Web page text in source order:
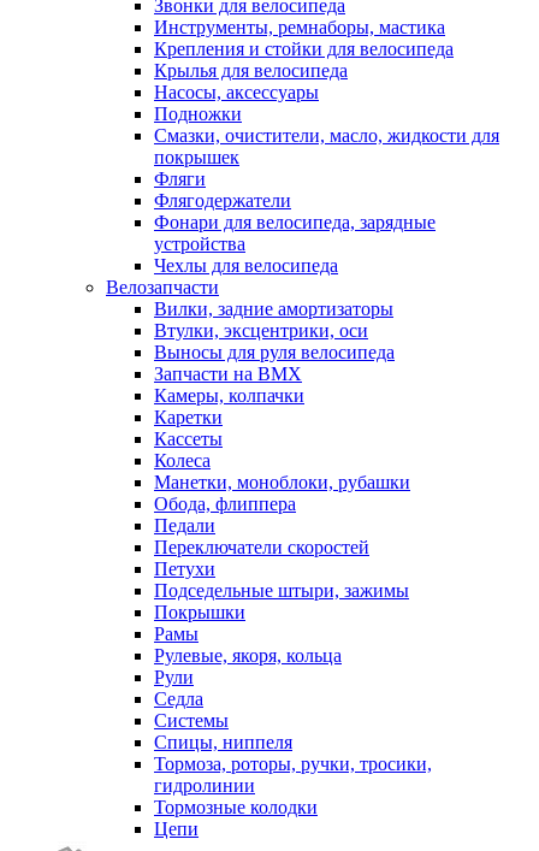
Звонки для велосипеда
Инструменты, ремнаборы, мастика
Крепления и стойки для велосипеда
Крылья для велосипеда
Насосы, аксессуары
Подножки
Смазки, очистители, масло, жидкости для
покрышек
Фляги
Флягодержатели
Фонари для велосипеда, зарядные
устройства
Чехлы для велосипеда
Велозапчасти
Вилки, задние амортизаторы
Втулки, эксцентрики, оси
Выносы для руля велосипеда
Запчасти на BMX
Камеры, колпачки
Каретки
Кассеты
Колеса
Манетки, моноблоки, рубашки
Обода, флиппера
Педали
Переключатели скоростей
Петухи
Подседельные штыри, зажимы
Покрышки
Рамы
Рулевые, якоря, кольца
Рули
Седла
Системы
Спицы, ниппеля
Тормоза, роторы, ручки, тросики,
гидролинии
Тормозные колодки
Цепи